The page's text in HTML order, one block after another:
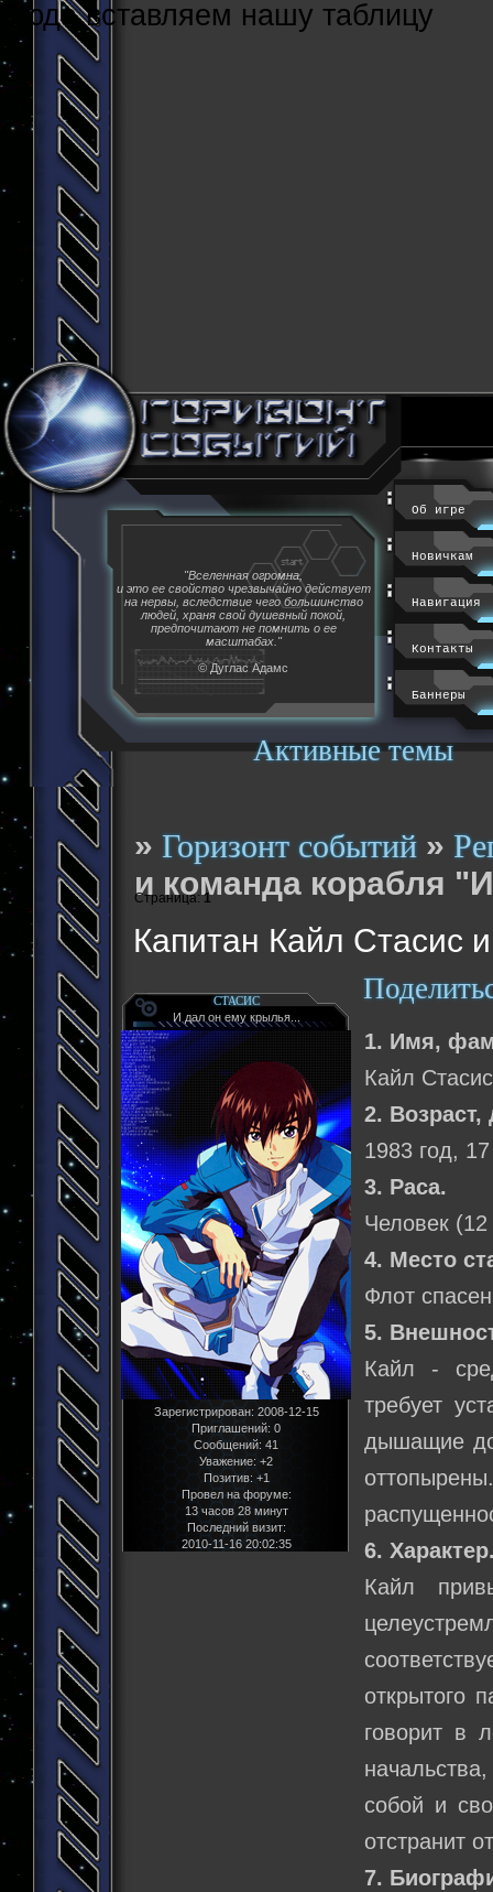
Cюда вставляем нашу таблицу
Активные темы
"Вселенная огромна,
и это ее свойство чрезвычайно действует
на нервы, вследствие чего большинство
людей, храня свой душевный покой,
предпочитают не помнить о ее
масштабах."
© Дуглас Адамс
Об игре
Новичкам
Навигация
Контакты
Баннеры
»Горизонт событий »
и команда корабля
Капитан Кайл Стасис
Страница:1
СТАСИС
И дал он ему крылья...
Зарегистрирован: 2008-12-15
Приглашений: 0
Сообщений: 41
Уважение: +2
Позитив: +1
Провел на форуме:
13 часов 28 минут
Последний визит:
2010-11-16 20:02:35
1. Имя,
Кайл Стасис
2. Возраст,
1983 год,
3. Раса.
Человек
4. Место
Флот
5.
Кайл -
требует
дышащие
6.
Кайл
открытого
говорит в
собой и
отстранит
7.